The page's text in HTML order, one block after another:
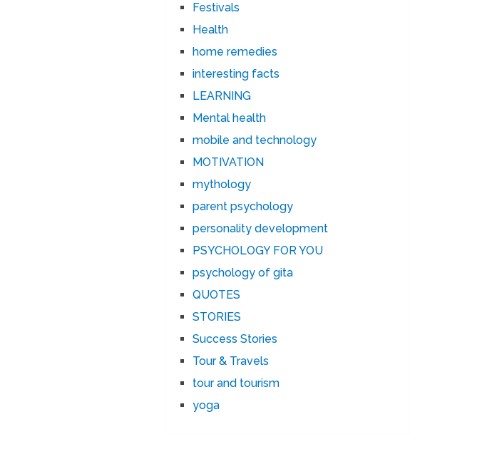
Festivals
Health
home remedies
interesting facts
LEARNING
Mental health
mobile and technology
MOTIVATION
mythology
parent psychology
personality development
PSYCHOLOGY FOR YOU
psychology of gita
QUOTES
STORIES
Success Stories
Tour & Travels
tour and tourism
yoga